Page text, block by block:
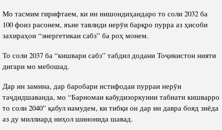
Мо тасмим гирифтаем, ки ин нишондиҳандаро то соли 2032 ба
100 фоиз расонем, яъне тавлиди нерӯи барқро пурра аз ҳисоби
захираҳои “энергетикаи сабз” ба роҳ монем.
То соли 2037 ба “кишвари сабз” табдил додани Тоҷикистон нияти
дигари мо мебошад.
Дар ин замина, дар баробари истифодаи пурраи нерӯи
таҷдидшаванда, мо “Барномаи кабудизоркунии табиати кишварро
то соли 2040” қабул намудем, ки тибқи он дар ин давра бояд зиёда
аз ду миллиард ниҳол шинонида шавад.